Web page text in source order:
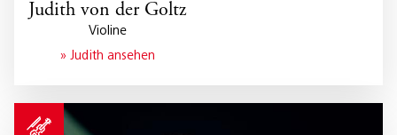
Judith von der Goltz
Violine
» Judith ansehen